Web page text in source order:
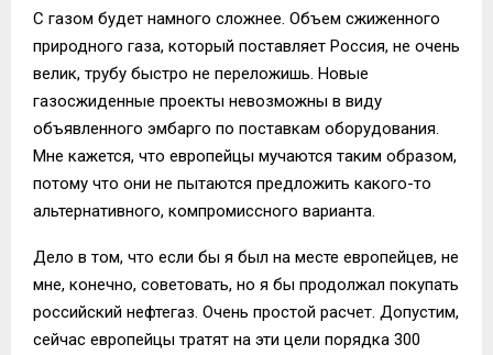
С газом будет намного сложнее. Объем сжиженного
природного газа, который поставляет Россия, не очень
велик, трубу быстро не переложишь. Новые
газосжиденные проекты невозможны в виду
объявленного эмбарго по поставкам оборудования.
Мне кажется, что европейцы мучаются таким образом,
потому что они не пытаются предложить какого-то
альтернативного, компромиссного варианта.
Дело в том, что если бы я был на месте европейцев, не
мне, конечно, советовать, но я бы продолжал покупать
российский нефтегаз. Очень простой расчет. Допустим,
сейчас европейцы тратят на эти цели порядка 300